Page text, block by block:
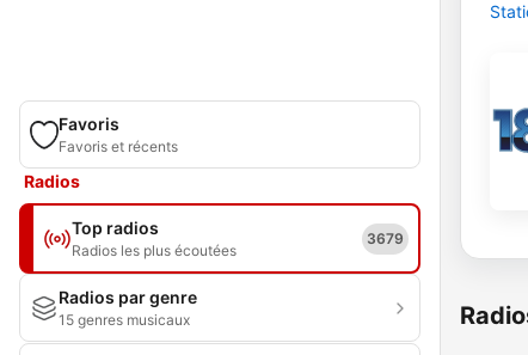
Favoris
Favoris et récents
Radios
Top radios
Radios les plus écoutées
3679
Radios par genre
15 genres musicaux